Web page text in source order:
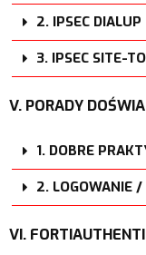
2. IPSEC DIALUP
3. IPSEC SITE-
V. PORADY
1. DOBRE
2. LOGOWANIE
VI.